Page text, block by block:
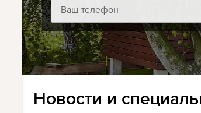
Новости и